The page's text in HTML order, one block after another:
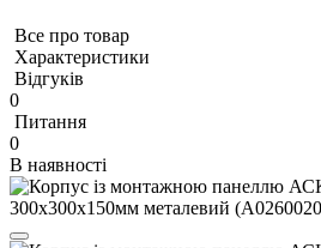
Все про товар
Характеристики
Відгуків
0
Питання
0
В наявності